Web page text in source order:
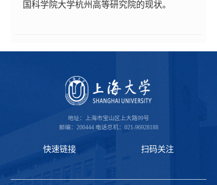
国科学院大学杭州高等研究院的现状。
地址：上海市宝山区上大路99号
邮编：200444 电话总机：021-96928188
快速链接 扫码关注